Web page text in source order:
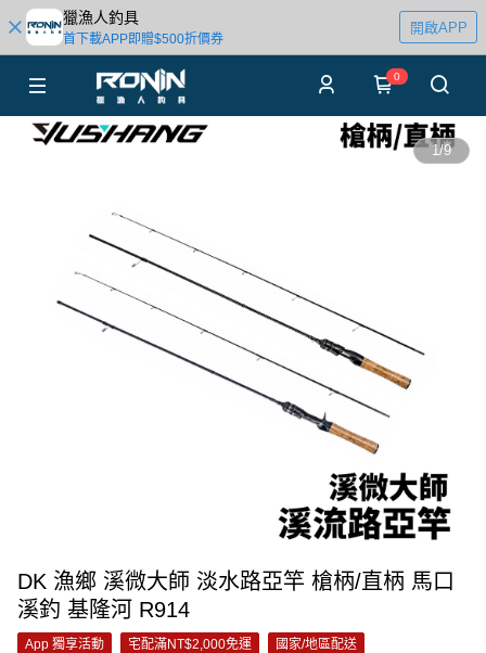
獵漁人釣具
首下載APP即贈$500折價券
開啟APP
0
1/9
DK 漁鄉 溪微大師 淡水路亞竿 槍柄/直柄 馬口
溪釣 基隆河 R914
App 獨享活動 宅配滿NT$2,000免運 國家/地區配送